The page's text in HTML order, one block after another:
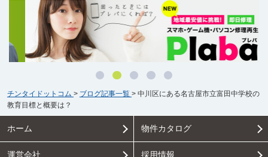
チンタイドットコム > ブログ記事一覧 > 中川区にある名古屋市立富田中学校の
教育目標と概要は？
ホーム 物件カタログ
運営会社 採用情報